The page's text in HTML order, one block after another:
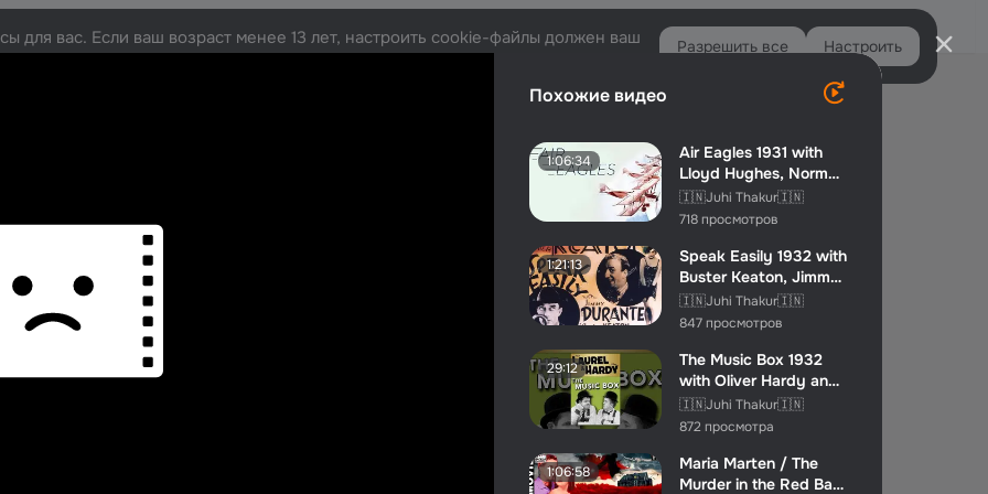
Похожие видео
1:06:34
Air Eagles 1931 with
Lloyd Hughes, Norman
Kerry and Shirley ...
🇮🇳Juhi Thakur🇮🇳
718 просмотров
1:21:13
Speak Easily 1932 with
Buster Keaton, Jimmy
Durante, and The...
🇮🇳Juhi Thakur🇮🇳
847 просмотров
29:12
The Music Box 1932
with Oliver Hardy and
Stan Laurel
🇮🇳Juhi Thakur🇮🇳
872 просмотра
1:06:58
Maria Marten / The
Murder in the Red Barn
Войти
для вас. Если ваш возраст менее 13 лет, настроить cookie-файлы должен ваш
Разрешить все Настроить